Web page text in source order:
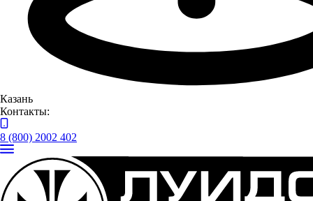
Казань
Контакты:
8 (800) 2002 402
Я даю согласие
Я даю
на направление рекламно-
информационных сообщений